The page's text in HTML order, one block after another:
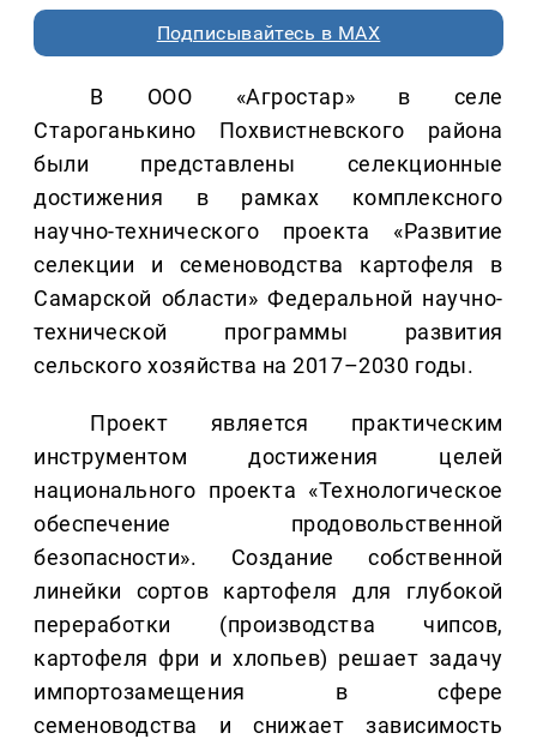
Подписывайтесь в MAX
В ООО «Агростар» в селе
Староганькино Похвистневского района
были представлены селекционные
достижения в рамках комплексного
научно-технического проекта «Развитие
селекции и семеноводства картофеля в
Самарской области» Федеральной научно-
технической программы развития
сельского хозяйства на 2017–2030 годы.
Проект является практическим
инструментом достижения целей
национального проекта «Технологическое
обеспечение продовольственной
безопасности». Создание собственной
линейки сортов картофеля для глубокой
переработки (производства чипсов,
картофеля фри и хлопьев) решает задачу
импортозамещения в сфере
семеноводства и снижает зависимость